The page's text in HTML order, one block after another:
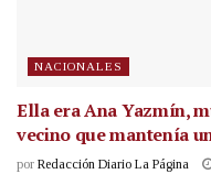
NACIONALES
Ella era Ana Yazmín,
vecino que mantenía
por Redacción Diario La Página